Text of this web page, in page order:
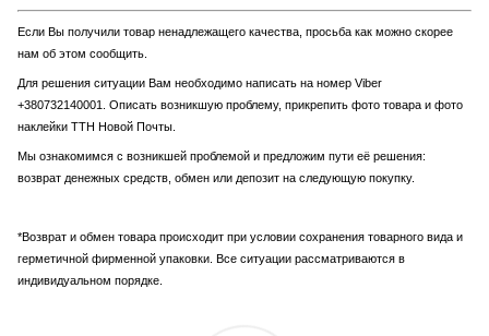
Если Вы получили товар ненадлежащего качества, просьба как можно скорее
нам об этом сообщить.
Для решения ситуации Вам необходимо написать на номер Viber
+380732140001. Описать возникшую проблему, прикрепить фото товара и фото
наклейки ТТН Новой Почты.
Мы ознакомимся с возникшей проблемой и предложим пути её решения:
возврат денежных средств, обмен или депозит на следующую покупку.
*Возврат и обмен товара происходит при условии сохранения товарного вида и
герметичной фирменной упаковки. Все ситуации рассматриваются в
индивидуальном порядке.